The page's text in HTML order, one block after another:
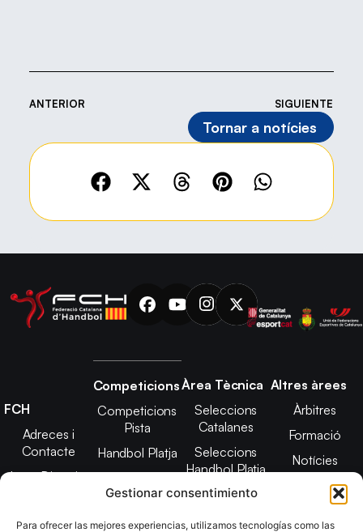
Gestionar consentimiento
Para ofrecer las mejores experiencias, utilizamos tecnologías como las
ANTERIOR SIGUIENTE
Tornar a notícies
FCH
Adreces i
Contacte
Junta Directiva
2025
Competicions
Competicions
Pista
Handbol Platja
Àrea Tècnica
Seleccions
Catalanes
Seleccions
Handbol Platja
Tecnificació
Altres àrees
Àrbitres
Formació
Notícies
Adreces de
contacte